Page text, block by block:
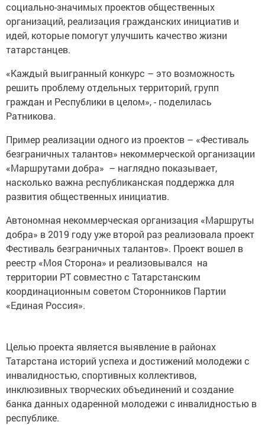
социально-значимых проектов общественных
организаций, реализация гражданских инициатив и
идей, которые помогут улучшить качество жизни
татарстанцев.
«Каждый выигранный конкурс – это возможность
решить проблему отдельных территорий, групп
граждан и Республики в целом», - поделилась
Ратникова.
Пример реализации одного из проектов – «Фестиваль
безграничных талантов» некоммерческой организации
«Маршрутами добра» – наглядно показывает,
насколько важна республиканская поддержка для
развития общественных инициатив.
Автономная некоммерческая организация «Маршруты
добра» в 2019 году уже второй раз реализовала проект
Фестиваль безграничных талантов». Проект вошел в
реестр «Моя Сторона» и реализовывался на
территории РТ совместно с Татарстанским
координационным советом Сторонников Партии
«Единая Россия».
Целью проекта является выявление в районах
Татарстана историй успеха и достижений молодежи с
инвалидностью, спортивных коллективов,
инклюзивных творческих объединений и создание
банка данных одаренной молодежи с инвалидностью в
республике.